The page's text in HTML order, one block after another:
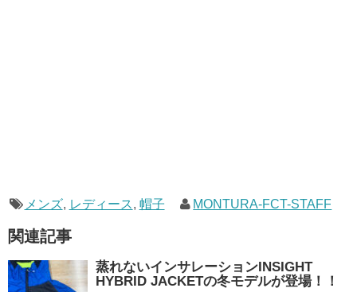
メンズ, レディース, 帽子 MONTURA-FCT-STAFF
関連記事
蒸れないインサレーションINSIGHT
HYBRID JACKETの冬モデルが登場！！